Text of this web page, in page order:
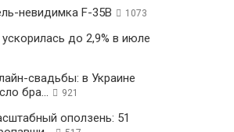
невидимка F-35B 1073
до 2,9% в июле
свадьбы: в Украине
бра...
921
оползень: 51